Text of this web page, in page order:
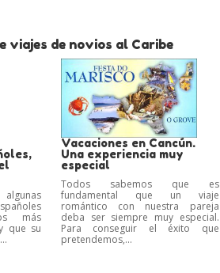
viajes de novios al Caribe
más
que su
Vacaciones en Cancún.
Una experiencia muy
especial
Todos sabemos que es
fundamental que un viaje
romántico con nuestra pareja
deba ser siempre muy especial.
Para conseguir el éxito que
pretendemos,...